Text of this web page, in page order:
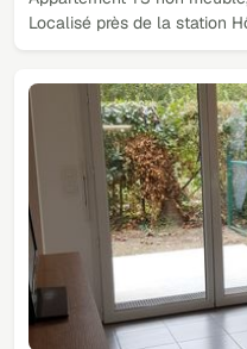
Localisé près de la station